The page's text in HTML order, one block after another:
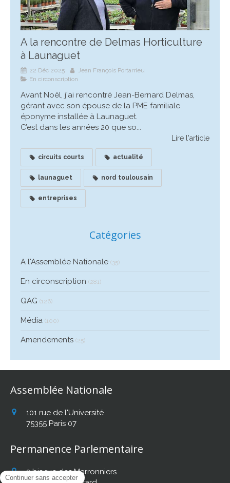
A la rencontre de Delmas Horticulture
à Launaguet
22 Déc 2025
Jean François Portarrieu
En circonscription
Avant Noêl, j'ai rencontré Jean-Bernard Delmas,
gérant avec son épouse de la PME familiale
éponyme installée à Launaguet.
C’est dans les années 20 que so...
Lire l'article
circuits courts actualité
launaguet nord toulousain
entreprises
Catégories
A l'Assemblée Nationale (35)
En circonscription (281)
QAG (126)
Média (100)
Amendements (25)
Assemblée Nationale
101 rue de l'Université
75355 Paris 07
Permanence Parlementaire
2 bis rue des Marronniers